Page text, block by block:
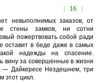
[ 16 ]
невыполнимых заказов, от
стены замков, ни сотни
пожертвовать собой ради
оставит в беде даже в самых
надежды на спасение.
вину за совершенные в жизни
— Дайкересе Нездешнем, три
этот цикл.